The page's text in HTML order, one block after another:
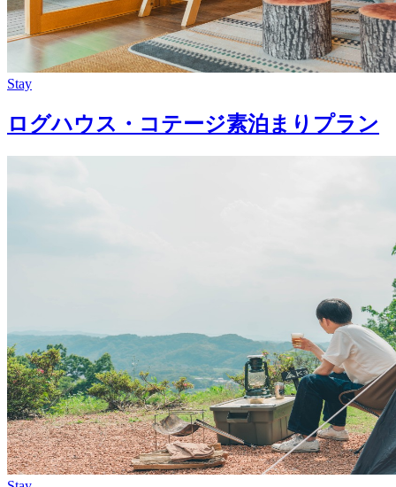
Stay
ログハウス・コテージ素泊まりプラン